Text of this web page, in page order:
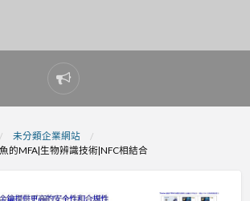
Report
problem
未分類企業網站
的MFA|生物辨識技術|NFC相結合